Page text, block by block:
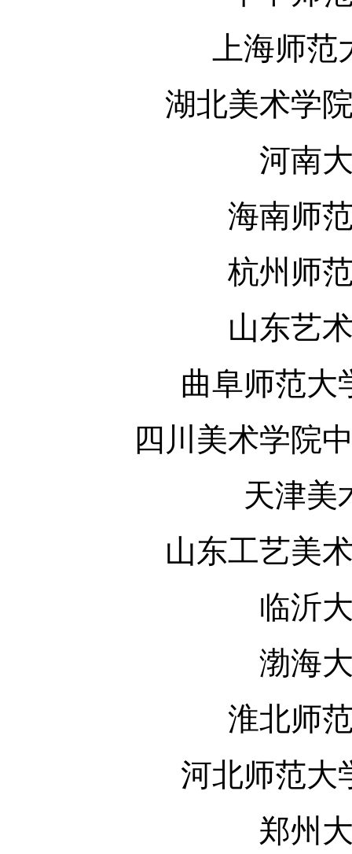
上海师范
湖北美术学
河南
海南师
杭州师
山东艺
曲阜师范大
四川美术学院
天津美
山东工艺美
临沂
渤海
淮北师
河北师范大
郑州